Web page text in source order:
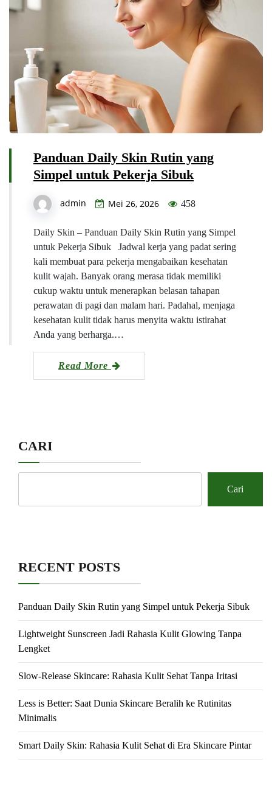
Panduan Daily Skin Rutin yang
Simpel untuk Pekerja Sibuk
admin Mei 26, 2026 458
Daily Skin – Panduan Daily Skin Rutin yang Simpel
untuk Pekerja Sibuk Jadwal kerja yang padat sering
kali membuat para pekerja mengabaikan kesehatan
kulit wajah. Banyak orang merasa tidak memiliki
cukup waktu untuk menerapkan belasan tahapan
perawatan di pagi dan malam hari. Padahal, menjaga
kesehatan kulit tidak harus menyita waktu istirahat
Anda yang berharga.…
Read More
CARI
Cari
RECENT POSTS
Panduan Daily Skin Rutin yang Simpel untuk Pekerja Sibuk
Lightweight Sunscreen Jadi Rahasia Kulit Glowing Tanpa
Lengket
Slow-Release Skincare: Rahasia Kulit Sehat Tanpa Iritasi
Less is Better: Saat Dunia Skincare Beralih ke Rutinitas
Minimalis
Smart Daily Skin: Rahasia Kulit Sehat di Era Skincare Pintar